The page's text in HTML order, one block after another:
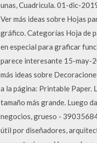
unas, Cuadricula. 01-dic-
Ver más ideas sobre Hojas
gráfico. Categorías Hoja de
en especial para graficar
parece interesante 15-may-
más ideas sobre
a la página: Printable Paper.
tamaño más grande. Luego
negocios, grueso -
útil por diseñadores,